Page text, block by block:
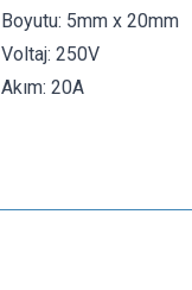
Boyutu: 5mm x 20mm
Voltaj: 250V
Akım: 20A